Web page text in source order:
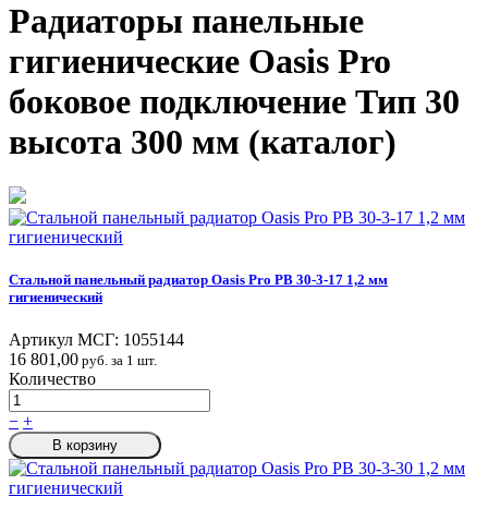
Радиаторы панельные
гигиенические Oasis Pro
боковое подключение Тип 30
высота 300 мм (каталог)
Стальной панельный радиатор Oasis Pro PB 30-3-17 1,2 мм
гигиенический
Артикул МСГ: 1055144
16 801,00 руб. за 1 шт.
Количество
− +
В корзину